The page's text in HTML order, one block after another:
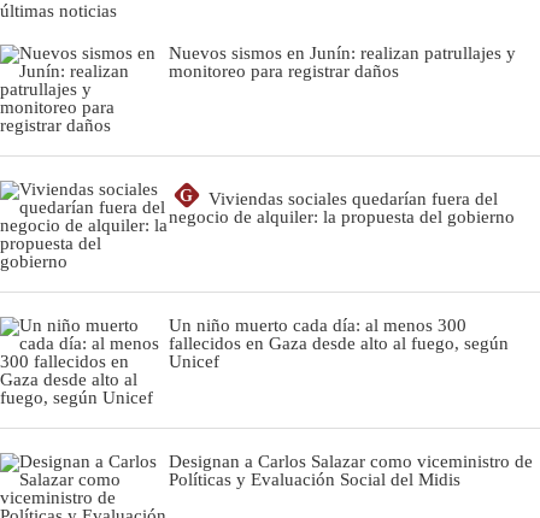
últimas noticias
Nuevos sismos en Junín: realizan patrullajes y
monitoreo para registrar daños
G
Viviendas sociales quedarían fuera del
negocio de alquiler: la propuesta del gobierno
Un niño muerto cada día: al menos 300
fallecidos en Gaza desde alto al fuego, según
Unicef
Designan a Carlos Salazar como viceministro de
Políticas y Evaluación Social del Midis